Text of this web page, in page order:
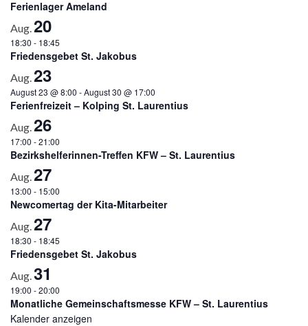
Ferienlager Ameland
Aug.20
18:30 - 18:45
Friedensgebet St. Jakobus
Aug.23
August 23 @ 8:00 -August 30 @ 17:00
Ferienfreizeit – Kolping St. Laurentius
Aug.26
17:00 -21:00
Bezirkshelferinnen-Treffen KFW – St. Laurentius
Aug.27
13:00 - 15:00
Newcomertag der Kita-Mitarbeiter
Aug.27
18:30 - 18:45
Friedensgebet St. Jakobus
Aug.31
19:00 -20:00
Monatliche Gemeinschaftsmesse KFW – St. Laurentius
Kalender anzeigen